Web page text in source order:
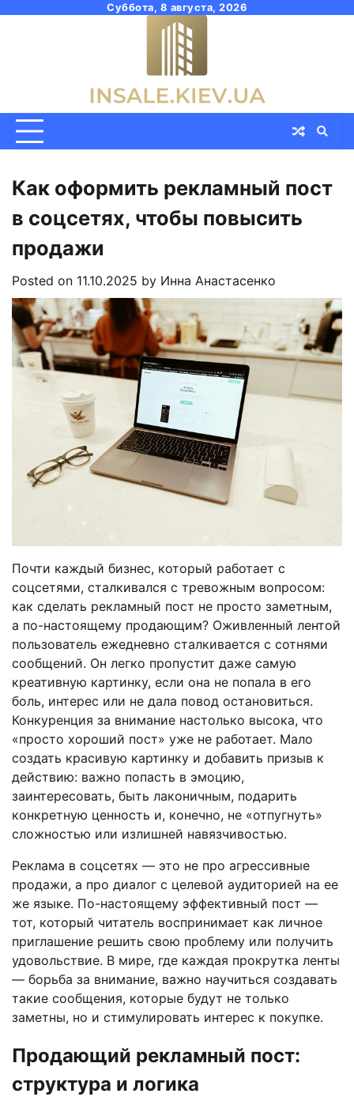
Суббота, 8 августа, 2026
Как оформить рекламный пост
в соцсетях, чтобы повысить
продажи
Posted on 11.10.2025 by Инна Анастасенко
Почти каждый бизнес, который работает с
соцсетями, сталкивался с тревожным вопросом:
как сделать рекламный пост не просто заметным,
а по-настоящему продающим? Оживленный лентой
пользователь ежедневно сталкивается с сотнями
сообщений. Он легко пропустит даже самую
креативную картинку, если она не попала в его
боль, интерес или не дала повод остановиться.
Конкуренция за внимание настолько высока, что
«просто хороший пост» уже не работает. Мало
создать красивую картинку и добавить призыв к
действию: важно попасть в эмоцию,
заинтересовать, быть лаконичным, подарить
конкретную ценность и, конечно, не «отпугнуть»
сложностью или излишней навязчивостью.
Реклама в соцсетях — это не про агрессивные
продажи, а про диалог с целевой аудиторией на ее
же языке. По-настоящему эффективный пост —
тот, который читатель воспринимает как личное
приглашение решить свою проблему или получить
удовольствие. В мире, где каждая прокрутка ленты
— борьба за внимание, важно научиться создавать
такие сообщения, которые будут не только
заметны, но и стимулировать интерес к покупке.
Продающий рекламный пост:
структура и логика